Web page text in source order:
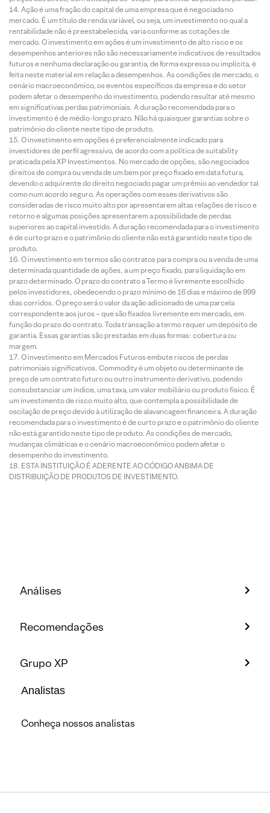
Ação é uma fração do capital de uma empresa que é negociada no
mercado. É um título de renda variável, ou seja, um investimento no qual a
rentabilidade não é preestabelecida, varia conforme as cotações de
mercado. O investimento em ações é um investimento de alto risco e os
desempenhos anteriores não são necessariamente indicativos de resultados
futuros e nenhuma declaração ou garantia, de forma expressa ou implícita, é
feita neste material em relação a desempenhos. As condições de mercado, o
cenário macroeconômico, os eventos específicos da empresa e do setor
podem afetar o desempenho do investimento, podendo resultar até mesmo
em significativas perdas patrimoniais. A duração recomendada para o
investimento é de médio-longo prazo. Não há quaisquer garantias sobre o
patrimônio do cliente neste tipo de produto.
O investimento em opções é preferencialmente indicado para
investidores de perfil agressivo, de acordo com a política de suitability
praticada pela XP Investimentos. No mercado de opções, são negociados
direitos de compra ou venda de um bem por preço fixado em data futura,
devendo o adquirente do direito negociado pagar um prêmio ao vendedor tal
como num acordo seguro. As operações com esses derivativos são
consideradas de risco muito alto por apresentarem altas relações de risco e
retorno e algumas posições apresentarem a possibilidade de perdas
superiores ao capital investido. A duração recomendada para o investimento
é de curto prazo e o patrimônio do cliente não está garantido neste tipo de
produto.
O investimento em termos são contratos para compra ou a venda de uma
determinada quantidade de ações, a um preço fixado, para liquidação em
prazo determinado. O prazo do contrato a Termo é livremente escolhido
pelos investidores, obedecendo o prazo mínimo de 16 dias e máximo de 999
dias corridos. O preço será o valor da ação adicionado de uma parcela
correspondente aos juros – que são fixados livremente em mercado, em
função do prazo do contrato. Toda transação a termo requer um depósito de
garantia. Essas garantias são prestadas em duas formas: cobertura ou
margem.
O investimento em Mercados Futuros embute riscos de perdas
patrimoniais significativos. Commodity é um objeto ou determinante de
preço de um contrato futuro ou outro instrumento derivativo, podendo
consubstanciar um índice, uma taxa, um valor mobiliário ou produto físico. É
um investimento de risco muito alto, que contempla a possibilidade de
oscilação de preço devido à utilização de alavancagem financeira. A duração
recomendada para o investimento é de curto prazo e o patrimônio do cliente
não está garantido neste tipo de produto. As condições de mercado,
mudanças climáticas e o cenário macroeconômico podem afetar o
desempenho do investimento.
ESTA INSTITUIÇÃO É ADERENTE AO CÓDIGO ANBIMA DE
DISTRIBUIÇÃO DE PRODUTOS DE INVESTIMENTO.
Análises
Recomendações
Grupo XP
Analistas
Conheça nossos analistas